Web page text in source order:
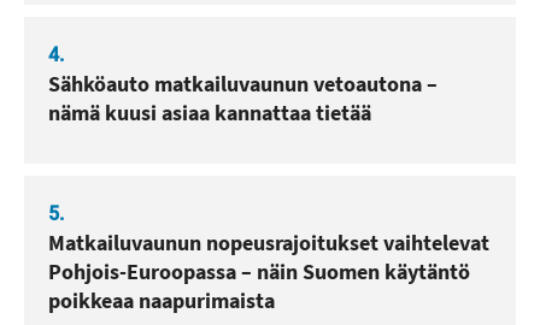
4.
Sähköauto matkailuvaunun vetoautona –
nämä kuusi asiaa kannattaa tietää
5.
Matkailuvaunun nopeusrajoitukset vaihtelevat
Pohjois-Euroopassa – näin Suomen käytäntö
poikkeaa naapurimaista